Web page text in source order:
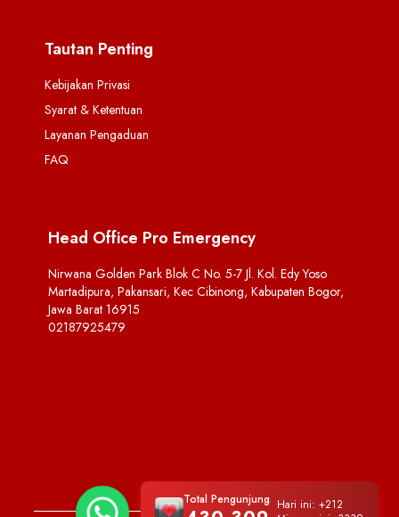
Tautan Penting
Kebijakan Privasi
Syarat & Ketentuan
Layanan Pengaduan
FAQ
Head Office Pro Emergency
Nirwana Golden Park Blok C No. 5-7 Jl. Kol. Edy Yoso
Martadipura, Pakansari, Kec Cibinong, Kabupaten Bogor,
Jawa Barat 16915
02187925479
Total Pengunjung Hari ini: +212